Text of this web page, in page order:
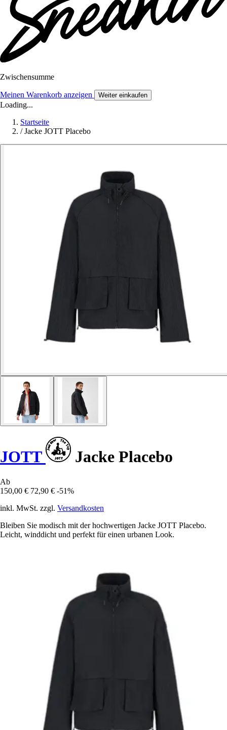
Zwischensumme
Meinen Warenkorb anzeigen Weiter einkaufen
Loading...
Startseite
/ Jacke JOTT Placebo
JOTT Jacke Placebo
Ab
150,00 € 72,90 € -51%
inkl. MwSt. zzgl. Versandkosten
Bleiben Sie modisch mit der hochwertigen Jacke JOTT Placebo.
Leicht, winddicht und perfekt für einen urbanen Look.